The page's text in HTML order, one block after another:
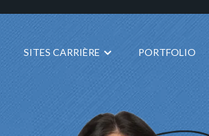
SITES CARRIÈRE PORTFOLIO